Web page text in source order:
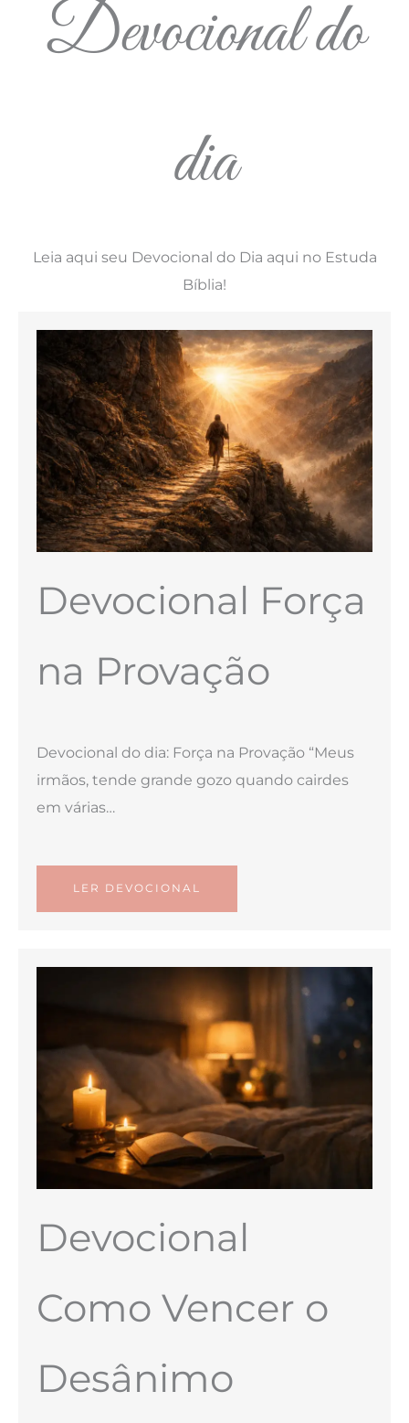
Devocional do
dia
Leia aqui seu Devocional do Dia aqui no Estuda
Bíblia!
Devocional Força
na Provação
Devocional do dia: Força na Provação “Meus
irmãos, tende grande gozo quando cairdes
em várias…
LER DEVOCIONAL
Devocional
Como Vencer o
Desânimo